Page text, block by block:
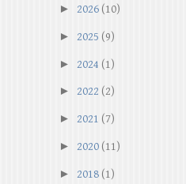
► 2026 (10)
► 2025 (9)
► 2024 (1)
► 2022 (2)
► 2021 (7)
► 2020 (11)
► 2018 (1)